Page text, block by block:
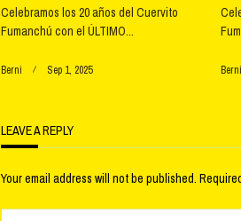
Celebramos los 20 años del Cuervito
Fumanchú con el ÚLTIMO...
Berni Sep 1, 2025 Berni
LEAVE A REPLY
Your email address will not be published.